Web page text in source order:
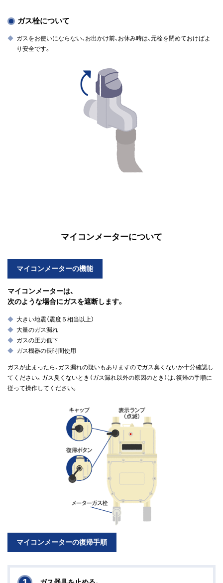
ガス栓について
ガスをお使いにならない、お出かけ前、お休み時は、元栓を閉めておけばよ
り安全です。
マイコンメーターについて
マイコンメーターの機能
マイコンメーターは、
次のような場合にガスを遮断します。
大きい地震（震度５相当以上）
大量のガス漏れ
ガスの圧力低下
ガス機器の長時間使用
ガスが止まったら、ガス漏れの疑いもありますのでガス臭くないか十分確認し
てください。ガス臭くないとき（ガス漏れ以外の原因のとき）は、復帰の手順に
従って操作してください。
マイコンメーターの復帰手順